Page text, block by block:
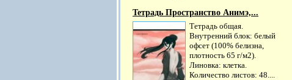
Тетрадь Пространство Анимэ,...
Тетрадь общая.
Внутренний блок: белый
офсет (100% белизна,
плотность 65 г/м2).
Линовка: клетка.
Количество листов: 48....